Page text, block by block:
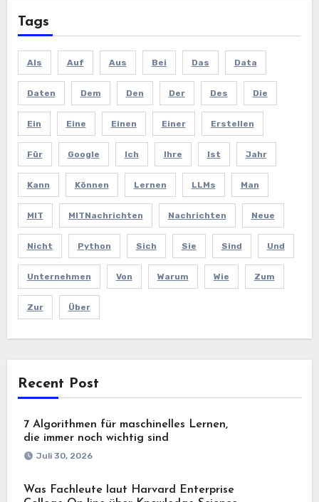
Tags
Als Auf Aus Bei Das Data
Daten Dem Den Der Des Die
Ein Eine Einen Einer Erstellen
Für Google Ich Ihre Ist Jahr
Kann Können Lernen LLMs Man
MIT MITNachrichten Nachrichten Neue
Nicht Python Sich Sie Sind Und
Unternehmen Von Warum Wie Zum
Zur Über
Recent Post
7 Algorithmen für maschinelles Lernen,
die immer noch wichtig sind
Juli 30, 2026
Was Fachleute laut Harvard Enterprise